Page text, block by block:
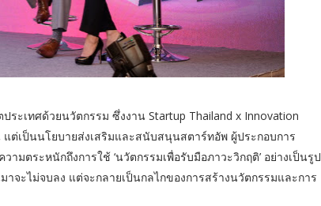
ะเทศด้วยนวัตกรรม ซึ่งงาน Startup Thailand x Innovation
แต่เป็นนโยบายส่งเสริมและสนับสนุนสตาร์ทอัพ ผู้ประกอบการ
มตระหนักถึงการใช้ ‘นวัตกรรมเพื่อรับมือภาวะวิกฤติ’ อย่างเป็นรูป
จะไม่จบลง แต่จะกลายเป็นกลไกของการสร้างนวัตกรรมและการ